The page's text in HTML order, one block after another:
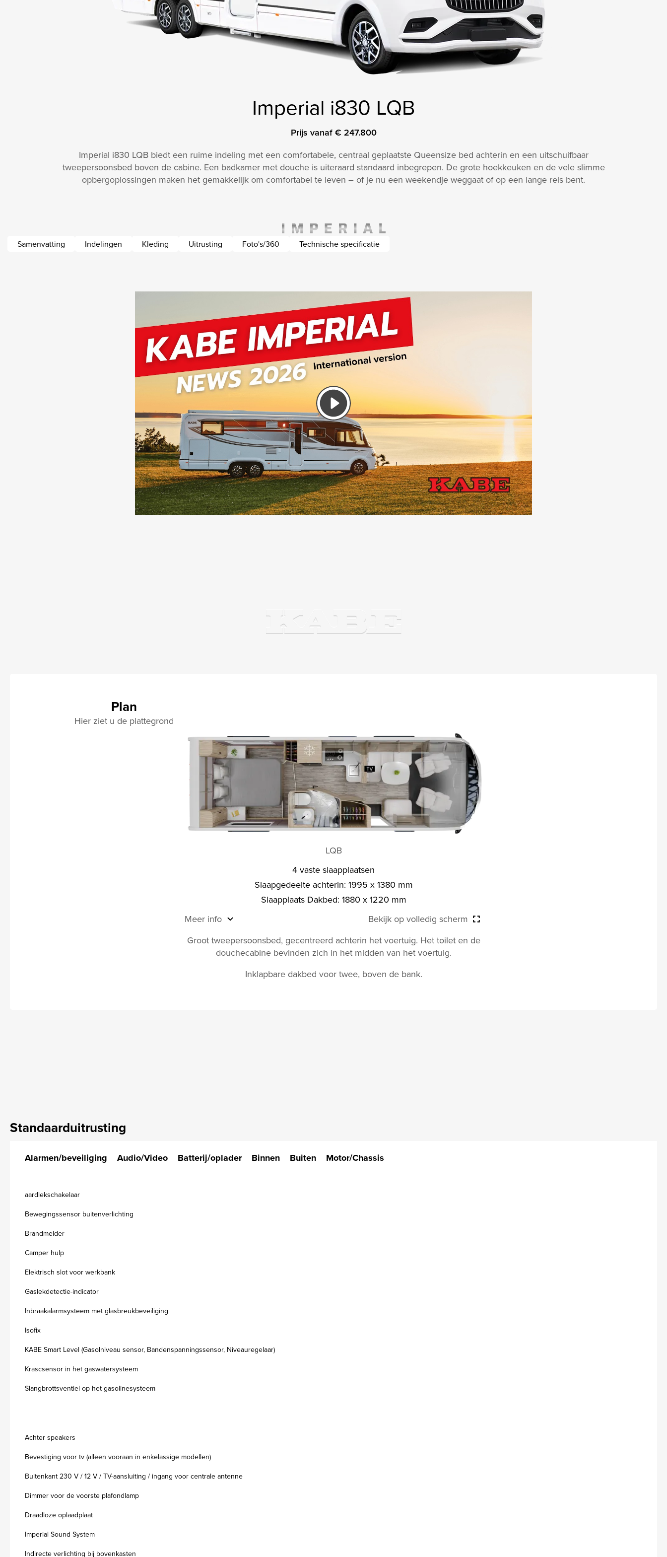
Imperial i830 LQB
Prijs vanaf € 247.800
Imperial i830 LQB biedt een ruime indeling met een comfortabele, centraal geplaatste Queen­size bed achterin en een uitschuifbaar
tweepersoonsbed boven de cabine. Een badkamer met douche is uiteraard standaard inbegrepen. De grote hoekkeuken en de vele slimme
opbergoplossingen maken het gemakkelijk om comfortabel te leven – of je nu een weekendje weggaat of op een lange reis bent.
Samenvatting Indelingen Kleding Uitrusting Foto's/360 Technische specificatie
Plan
Hier ziet u de plattegrond
LQB
4 vaste slaapplaatsen
Slaapgedeelte achterin: 1995 x 1380 mm
Slaapplaats Dakbed: 1880 x 1220 mm
Meer info
Bekijk op volledig scherm
Groot tweepersoonsbed, gecentreerd achterin het voertuig. Het toilet en de
douchecabine bevinden zich in het midden van het voertuig.
Inklapbare dakbed voor twee, boven de bank.
Standaarduitrusting
Alarmen/beveiliging Audio/Video Batterij/oplader Binnen Buiten Motor/Chassis
aardlekschakelaar
Bewegingssensor buitenverlichting
Brandmelder
Camper hulp
Elektrisch slot voor werkbank
Gaslekdetectie-indicator
Inbraakalarmsysteem met glasbreukbeveiliging
Isofix
KABE Smart Level (Gasolniveau sensor, Bandenspanningssensor, Niveauregelaar)
Krascsensor in het gaswatersysteem
Slangbrottsventiel op het gasolinesysteem
Achter speakers
Bevestiging voor tv (alleen vooraan in enkelassige modellen)
Buitenkant 230 V / 12 V / TV-aansluiting / ingang voor centrale antenne
Dimmer voor de voorste plafondlamp
Draadloze oplaadplaat
Imperial Sound System
Indirecte verlichting bij bovenkasten